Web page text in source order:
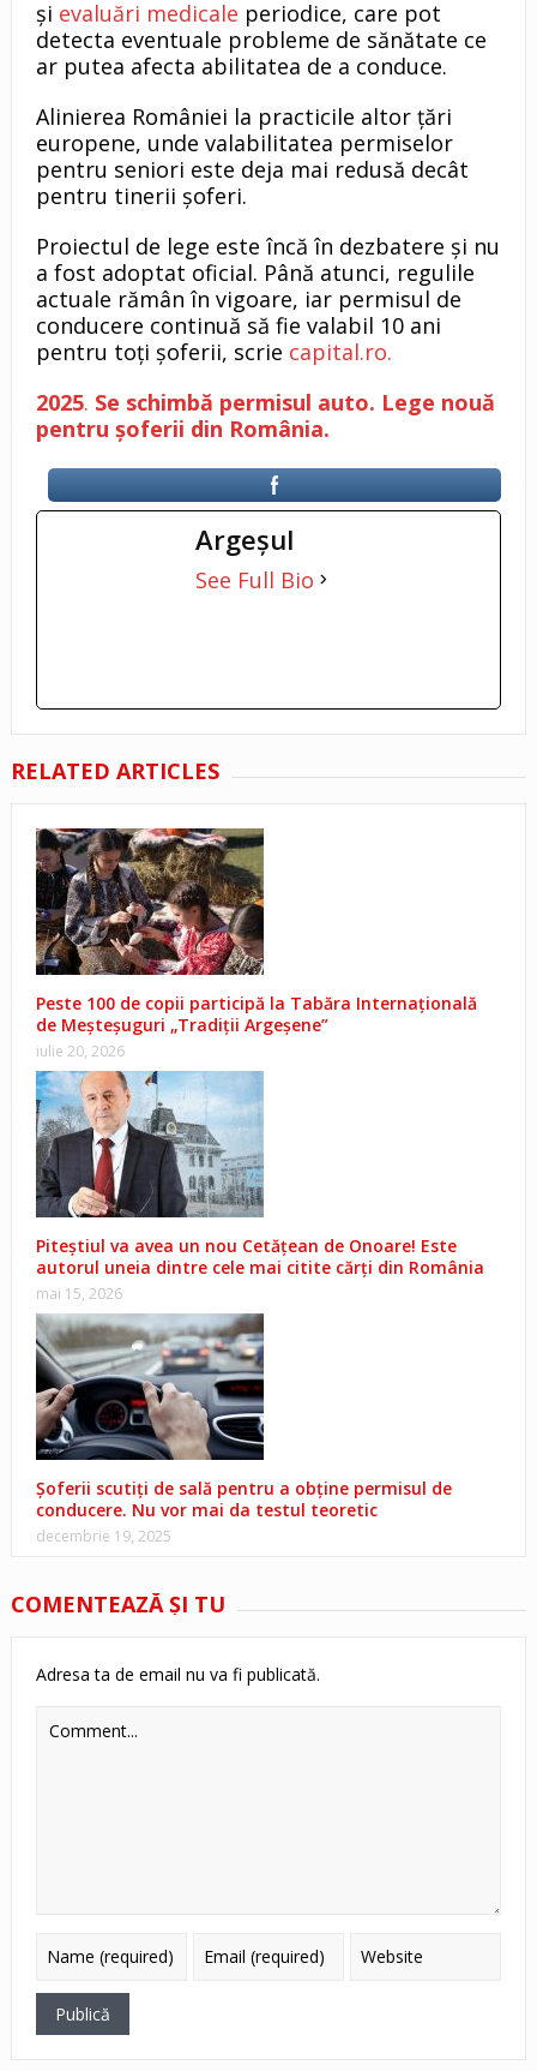
și evaluări medicale periodice, care pot
detecta eventuale probleme de sănătate ce
ar putea afecta abilitatea de a conduce.
Alinierea României la practicile altor țări
europene, unde valabilitatea permiselor
pentru seniori este deja mai redusă decât
pentru tinerii șoferi.
Proiectul de lege este încă în dezbatere și nu
a fost adoptat oficial. Până atunci, regulile
actuale rămân în vigoare, iar permisul de
conducere continuă să fie valabil 10 ani
pentru toți șoferii, scrie capital.ro.
2025. Se schimbă permisul auto. Lege nouă
pentru șoferii din România.
Argeşul
See Full Bio
RELATED ARTICLES
Peste 100 de copii participă la Tabăra Internațională
de Meșteșuguri „Tradiții Argeșene”
iulie 20, 2026
Piteștiul va avea un nou Cetățean de Onoare! Este
autorul uneia dintre cele mai citite cărți din România
mai 15, 2026
Șoferii scutiți de sală pentru a obține permisul de
conducere. Nu vor mai da testul teoretic
decembrie 19, 2025
COMENTEAZĂ ŞI TU
Adresa ta de email nu va fi publicată.